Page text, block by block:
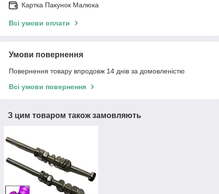
Картка Пакунок Малюка
Всі умови оплати
Умови повернення
Повернення товару впродовж 14 днів за домовленістю
Всі умови повернення
З цим товаром також замовляють